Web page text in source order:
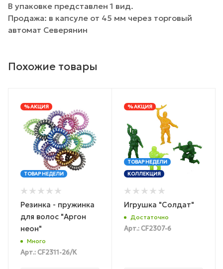
В упаковке представлен 1 вид.
Продажа: в капсуле от 45 мм через торговый
автомат Северянин
Похожие товары
% АКЦИЯ
ТОВАР НЕДЕЛИ
Резинка - пружинка
для волос "Аргон
неон"
Много
Арт.: CF2311-26/К
% АКЦИЯ
ТОВАР НЕДЕЛИ
КОЛЛЕКЦИЯ
Игрушка "Солдат"
Достаточно
Арт.: CF2307-6